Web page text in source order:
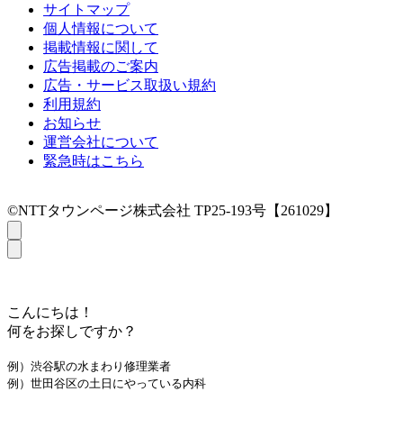
サイトマップ
個人情報について
掲載情報に関して
広告掲載のご案内
広告・サービス取扱い規約
利用規約
お知らせ
運営会社について
緊急時はこちら
©NTTタウンページ株式会社 TP25-193号【261029】
こんにちは！
何をお探しですか？
例）渋谷駅の水まわり修理業者
例）世田谷区の土日にやっている内科